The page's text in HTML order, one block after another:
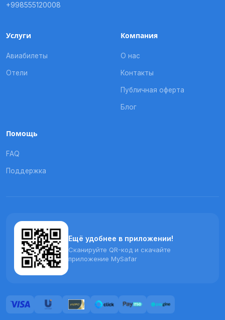
+998555120008
Услуги
Авиабилеты
Отели
Компания
О нас
Контакты
Публичная оферта
Блог
Помощь
FAQ
Поддержка
Ещё удобнее в приложении!
Сканируйте QR-код и скачайте
приложение MySafar